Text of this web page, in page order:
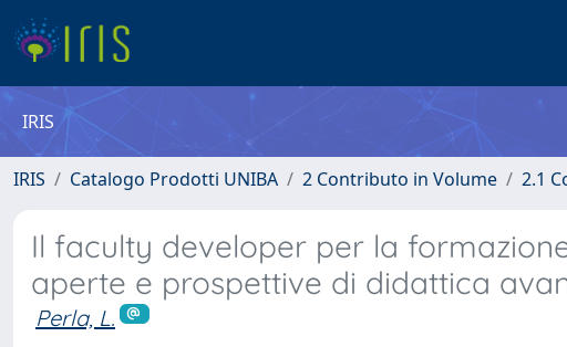
IRIS
IRIS Catalogo Prodotti UNIBA 2 Contributo in Volume 2.1
Il faculty developer per la
aperte e prospettive di didattica
Perla, L.